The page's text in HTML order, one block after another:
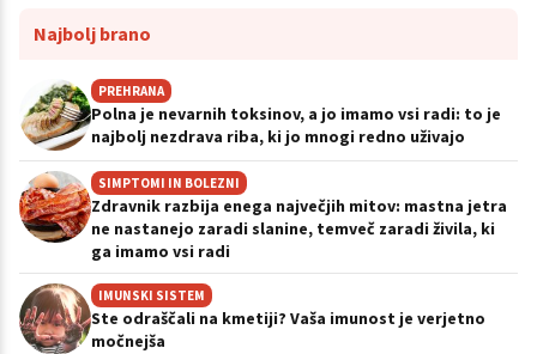
Najbolj brano
PREHRANA
Polna je nevarnih toksinov, a jo imamo vsi radi: to je
najbolj nezdrava riba, ki jo mnogi redno uživajo
SIMPTOMI IN BOLEZNI
Zdravnik razbija enega največjih mitov: mastna jetra
ne nastanejo zaradi slanine, temveč zaradi živila, ki
ga imamo vsi radi
IMUNSKI SISTEM
Ste odraščali na kmetiji? Vaša imunost je verjetno
močnejša